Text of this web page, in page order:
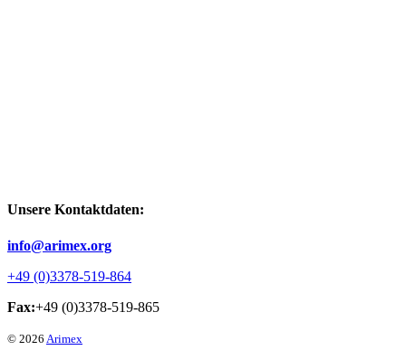
Unsere Kontaktdaten:
info@arimex.org
+49 (0)3378-519-864
Fax:+49 (0)3378-519-865
© 2026 Arimex